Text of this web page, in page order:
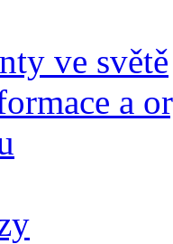
ve světě
a